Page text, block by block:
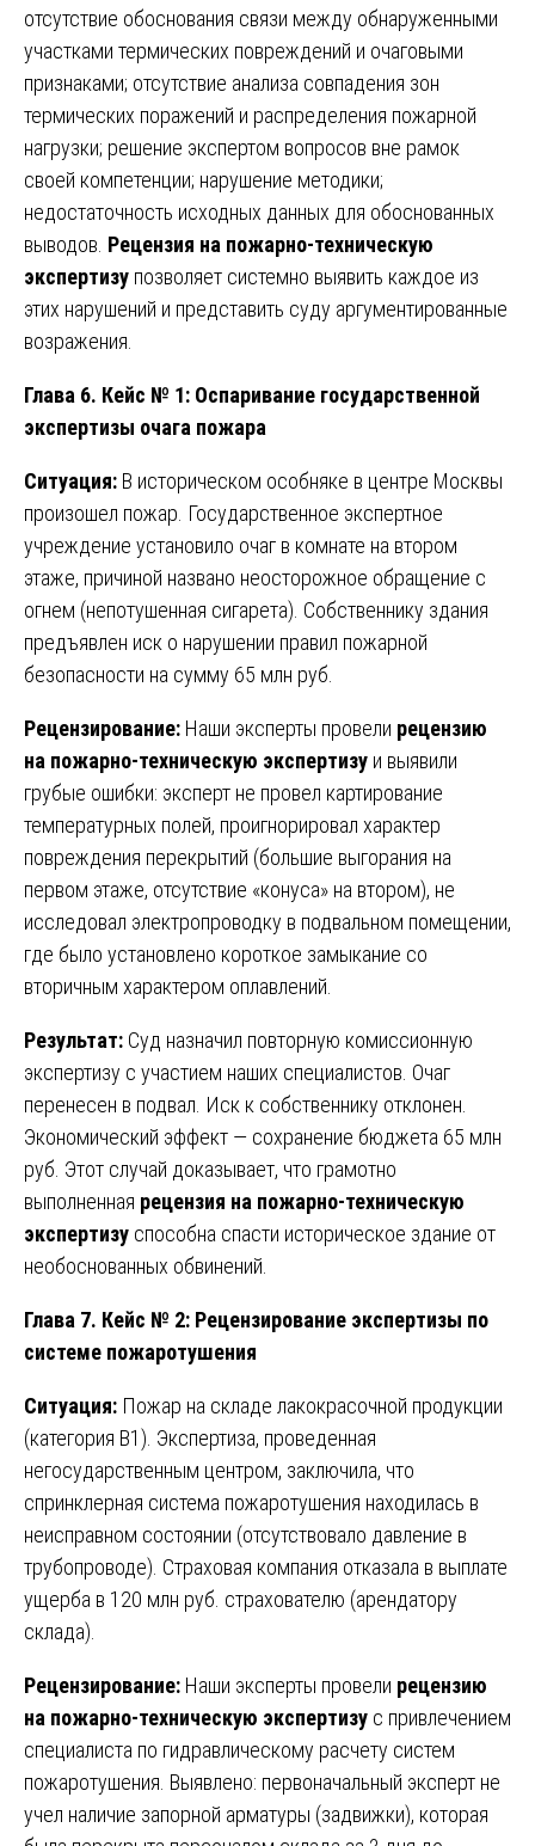
отсутствие обоснования связи между обнаруженными
участками термических повреждений и очаговыми
признаками; отсутствие анализа совпадения зон
термических поражений и распределения пожарной
нагрузки; решение экспертом вопросов вне рамок
своей компетенции; нарушение методики;
недостаточность исходных данных для обоснованных
выводов. Рецензия на пожарно-техническую
экспертизу позволяет системно выявить каждое из
этих нарушений и представить суду аргументированные
возражения.
Глава 6. Кейс № 1: Оспаривание государственной
экспертизы очага пожара
Ситуация: В историческом особняке в центре Москвы
произошел пожар. Государственное экспертное
учреждение установило очаг в комнате на втором
этаже, причиной названо неосторожное обращение с
огнем (непотушенная сигарета). Собственнику здания
предъявлен иск о нарушении правил пожарной
безопасности на сумму 65 млн руб.
Рецензирование: Наши эксперты провели рецензию
на пожарно-техническую экспертизу и выявили
грубые ошибки: эксперт не провел картирование
температурных полей, проигнорировал характер
повреждения перекрытий (большие выгорания на
первом этаже, отсутствие «конуса» на втором), не
исследовал электропроводку в подвальном помещении,
где было установлено короткое замыкание со
вторичным характером оплавлений.
Результат: Суд назначил повторную комиссионную
экспертизу с участием наших специалистов. Очаг
перенесен в подвал. Иск к собственнику отклонен.
Экономический эффект — сохранение бюджета 65 млн
руб. Этот случай доказывает, что грамотно
выполненная рецензия на пожарно-техническую
экспертизу способна спасти историческое здание от
необоснованных обвинений.
Глава 7. Кейс № 2: Рецензирование экспертизы по
системе пожаротушения
Ситуация: Пожар на складе лакокрасочной продукции
(категория В1). Экспертиза, проведенная
негосударственным центром, заключила, что
спринклерная система пожаротушения находилась в
неисправном состоянии (отсутствовало давление в
трубопроводе). Страховая компания отказала в выплате
ущерба в 120 млн руб. страхователю (арендатору
склада).
Рецензирование: Наши эксперты провели рецензию
на пожарно-техническую экспертизу с привлечением
специалиста по гидравлическому расчету систем
пожаротушения. Выявлено: первоначальный эксперт не
учел наличие запорной арматуры (задвижки), которая